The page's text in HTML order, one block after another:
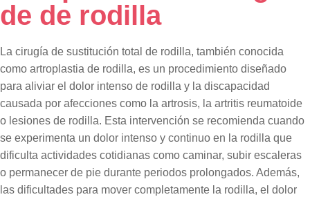
de de rodilla
La cirugía de sustitución total de rodilla, también conocida
como artroplastia de rodilla, es un procedimiento diseñado
para aliviar el dolor intenso de rodilla y la discapacidad
causada por afecciones como la artrosis, la artritis reumatoide
o lesiones de rodilla. Esta intervención se recomienda cuando
se experimenta un dolor intenso y continuo en la rodilla que
dificulta actividades cotidianas como caminar, subir escaleras
o permanecer de pie durante periodos prolongados. Además,
las dificultades para mover completamente la rodilla, el dolor